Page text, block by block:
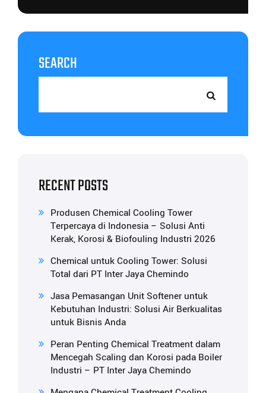
SEARCH
RECENT POSTS
Produsen Chemical Cooling Tower
Terpercaya di Indonesia – Solusi Anti
Kerak, Korosi & Biofouling Industri 2026
Chemical untuk Cooling Tower: Solusi
Total dari PT Inter Jaya Chemindo
Jasa Pemasangan Unit Softener untuk
Kebutuhan Industri: Solusi Air Berkualitas
untuk Bisnis Anda
Peran Penting Chemical Treatment dalam
Mencegah Scaling dan Korosi pada Boiler
Industri – PT Inter Jaya Chemindo